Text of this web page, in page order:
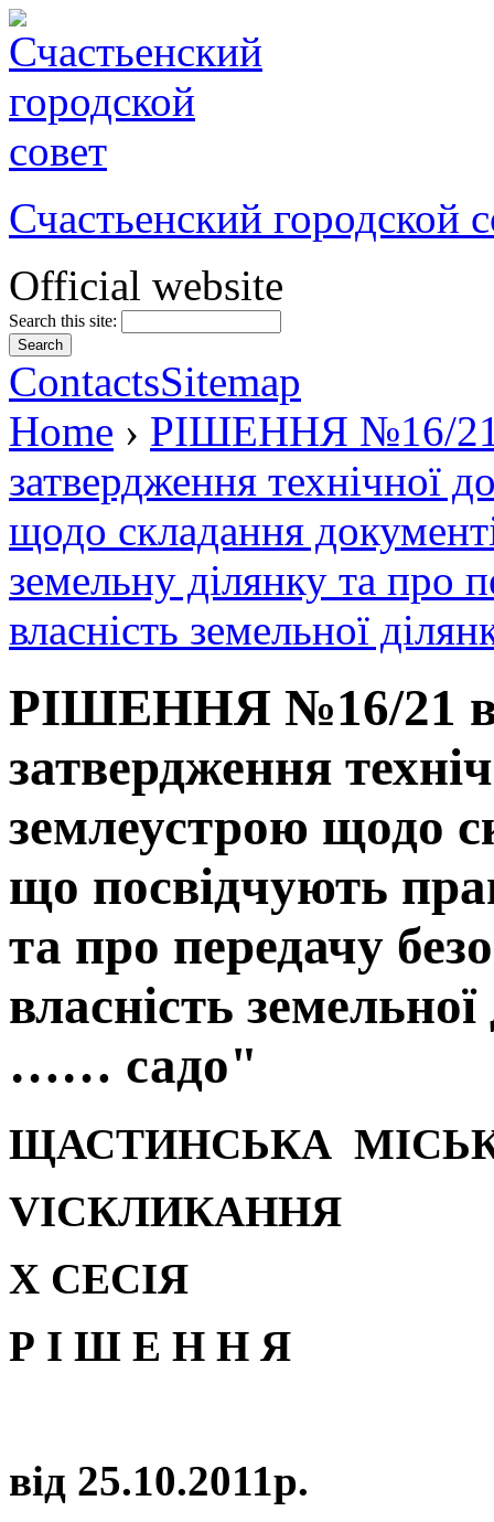
Счастьенский городской
Official website
Search this site:
ContactsSitemap
Home › РІШЕННЯ №16/21
затвердження технічної
щодо складання
земельну ділянку та про
власність земельної
РІШЕННЯ №16/21
затвердження
землеустрою щодо
що посвідчують
та про передачу
власність
…… садо"
ЩАСТИНСЬКА
VIСКЛИКАННЯ
Х СЕСІЯ
Р І Ш Е Н Н Я
від 25.10.2011р.